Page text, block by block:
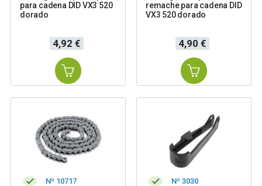
para cadena DID VX3 520
dorado
Precio
4,92 €
remache para cadena DID
VX3 520 dorado
Precio
4,90 €
Nº 10717 Nº 3030